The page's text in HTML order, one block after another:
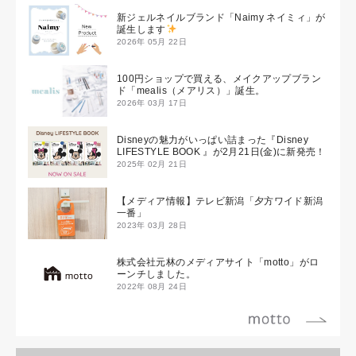
新ジェルネイルブランド「Naimy ネイミィ」が
誕生します
2026年 05月 22日
100円ショップで買える、メイクアップブラン
ド「mealis（メアリス）」誕生。
2026年 03月 17日
Disneyの魅力がいっぱい詰まった『Disney
LIFESTYLE BOOK 』が2月21日(金)に新発売！
2025年 02月 21日
【メディア情報】テレビ新潟「夕方ワイド新潟
一番」
2023年 03月 28日
株式会社元林のメディアサイト「motto」がロ
ーンチしました。
2022年 08月 24日